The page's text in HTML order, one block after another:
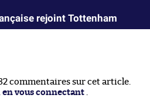
rejoint Tottenham
commentaires sur cet article.
en vous connectant .